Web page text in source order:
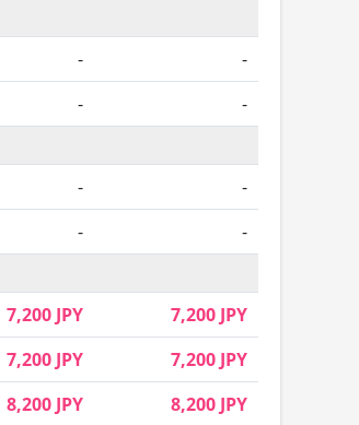
-
-
-
-
-
-
-
-
7,200 JPY
7,200 JPY
7,200 JPY
7,200 JPY
8,200 JPY
8,200 JPY